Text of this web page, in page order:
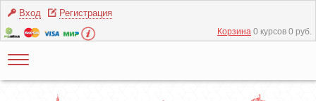
Вход Регистрация
Корзина 0 курсов 0 руб.